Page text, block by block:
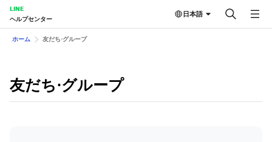
LINE
ヘルプセンター
日本語
ホーム 友だち⋅グループ
友だち⋅グループ